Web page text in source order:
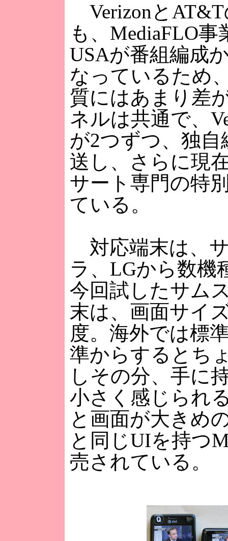
VerizonとAT&T
も、MediaFLO
USAが番組編成
なっているため
質にはあまり差
ネルは共通で、
が2つずつ、独
送し、さらに現
サート専門の特
ている。
対応端末は、
ラ、LGから数機
今回試したサム
末は、画面サイ
度。海外では標
準からするとち
しその分、手に
小さく感じられ
と画面が大きめ
と同じUIを持つ
売されている。